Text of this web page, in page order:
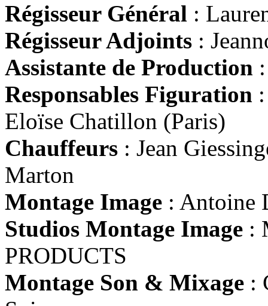
Régisseur Général :
Régisseur Adjoints :
Assistante de Production
Responsables Figuration
Eloïse Chatillon (Paris)
Chauffeurs : Jean
Marton
Montage Image : Antoine
Studios Montage Image :
PRODUCTS
Montage Son & Mixage :